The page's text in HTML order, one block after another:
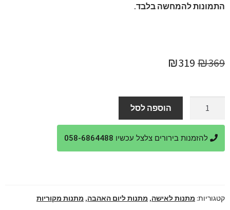
התמונות להמחשה בלבד.
₪369
המחיר
היה:
₪369.
₪319
הוא:
₪319.
מארז
מתנה
לאישתי
הוספה לסל
להזמנות בירורים צלצל עכשיו 058-6864488
קטגוריות: מתנות לאישה, מתנות ליום האהבה, מתנות מקוריות